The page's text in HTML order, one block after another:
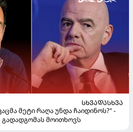
ᲡᲮᲕᲐᲓᲐᲡᲮᲕᲐ
მეტი რაღა უნდა ჩაიდინოს?" -
გადადგომას მოითხოვს